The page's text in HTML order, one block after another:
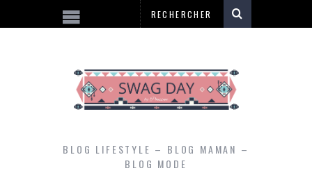
BLOG LIFESTYLE – BLOG MAMAN –
BLOG MODE